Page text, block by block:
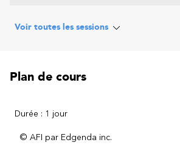
Voir toutes les sessions
Plan de cours
Durée : 1 jour
© AFI par Edgenda inc.